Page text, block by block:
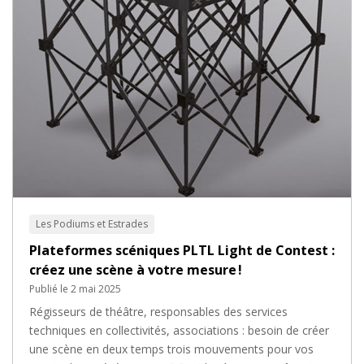
stockables, disposant deplusieurs types de pieds différents(pieds
droits, pieds télescopique en accordéon, pieds ciseaux) et offrantles
solutions les plus efficacespour vos événements.
Vous retrouverez également nos conseils pour bien choisir vosplateaux
ciseaux , le format adapté à vos besoins, lesaccessoiresqui peuvent
compléter et assurer un événement de manière complète (juponnage
garde-corps, rampe ou escalier) et tout ce qui concerne laconfection
sur-mesure de tissus scénique, essentiel pour une mise en valeur de
vos scénographies.
les utilisations spécifiques ou détournées de nos
telles que pour la création d'un espace de
conférence, pour des stands de salon professionnel, des espaces VIP,
des scènes mobiles pour des événements festifs ou cérémoniaux, des
peuvent simplifier la mise en place de vos événements et installations
techniques, offrant
praticité et accessibilitépour tous vos besoins
d'installation d'équipements techniques. Enfin, pour en savoir plus et
obtenir des conseils personnalisés,
nos différents comptes de réseaux sociaux :Facebook,Instagram
Linkedin.
Les Podiums et Estrades
Plateformes scéniques PLTL Light de Contest :
créez une scène à votre mesure !
Publié le 2 mai 2025
Régisseurs de théâtre, responsables des services
techniques en collectivités, associations : besoin de créer
une scène en deux temps trois mouvements pour vos